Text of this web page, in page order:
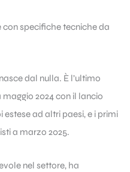
specifiche tecniche da
dal nulla. È l’ultimo
2024 con il lancio
estese ad altri paesi, e i primi
a marzo 2025.
nel settore, ha